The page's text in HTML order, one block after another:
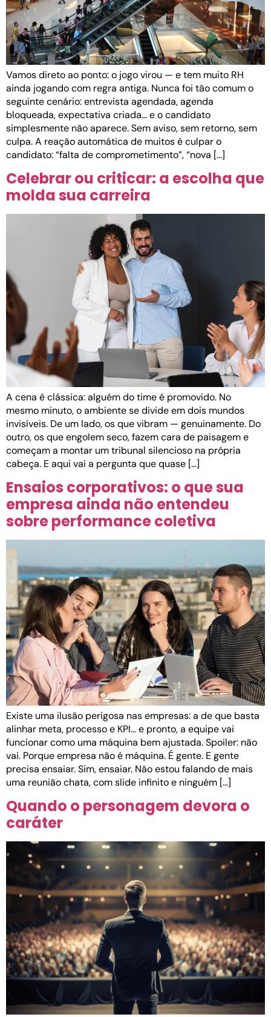
Vamos direto ao ponto: o jogo virou — e tem muito RH
ainda jogando com regra antiga. Nunca foi tão comum o
seguinte cenário: entrevista agendada, agenda
bloqueada, expectativa criada… e o candidato
simplesmente não aparece. Sem aviso, sem retorno, sem
culpa. A reação automática de muitos é culpar o
candidato: “falta de comprometimento”, “nova […]
Celebrar ou criticar: a escolha que
molda sua carreira
A cena é clássica: alguém do time é promovido. No
mesmo minuto, o ambiente se divide em dois mundos
invisíveis. De um lado, os que vibram — genuinamente. Do
outro, os que engolem seco, fazem cara de paisagem e
começam a montar um tribunal silencioso na própria
cabeça. E aqui vai a pergunta que quase […]
Ensaios corporativos: o que sua
empresa ainda não entendeu
sobre performance coletiva
Existe uma ilusão perigosa nas empresas: a de que basta
alinhar meta, processo e KPI… e pronto, a equipe vai
funcionar como uma máquina bem ajustada. Spoiler: não
vai. Porque empresa não é máquina. É gente. E gente
precisa ensaiar. Sim, ensaiar. Não estou falando de mais
uma reunião chata, com slide infinito e ninguém […]
Quando o personagem devora o
caráter